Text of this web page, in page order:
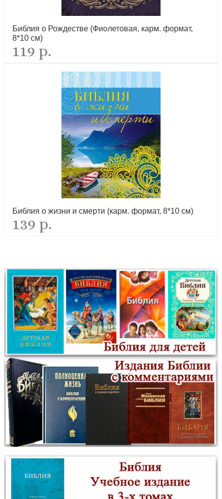
Библия о Рождестве (Фиолетовая, карм. формат,
8*10 см)
119 р.
Библия о жизни и смерти (карм. формат, 8*10 см)
139 р.